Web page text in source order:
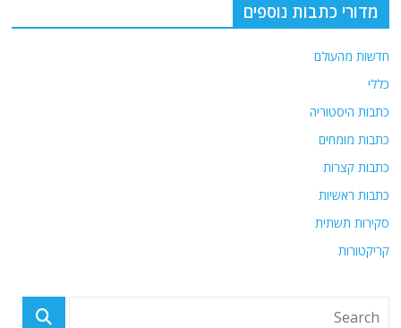
מדורי כתבות נוספים
חדשות מהעולם
כללי
כתבות היסטוריה
כתבות מומחים
כתבות קצרות
כתבות ראשיות
סקירות תשתית
קריקטורות